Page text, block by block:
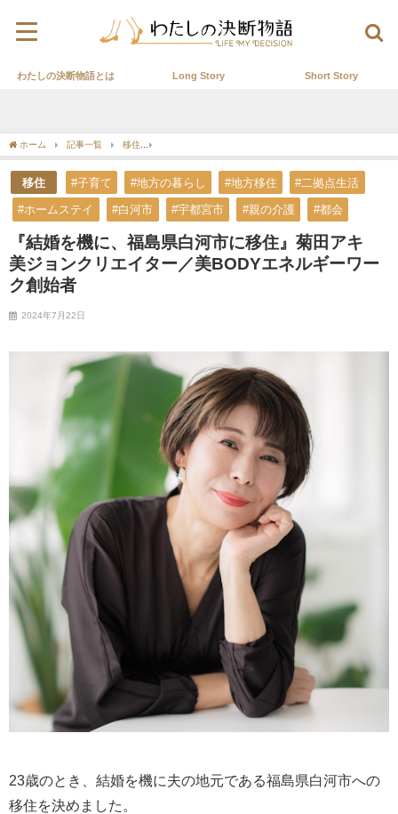
わたしの決断物語とは Long Story Short Story
ホーム 記事一覧 移住
移住 #子育て #地方の暮らし #地方移住 #二拠点生活
#ホームステイ #白河市 #宇都宮市 #親の介護 #都会
『結婚を機に、福島県白河市に移住』菊田アキ
美ジョンクリエイター／美BODYエネルギーワー
ク創始者
2024年7月22日
23歳のとき、結婚を機に夫の地元である福島県白河市への
移住を決めました。